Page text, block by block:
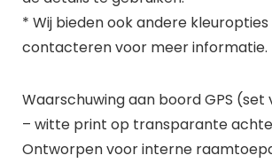
* Wij bieden ook andere kleuropties
contacteren voor meer informatie.
Waarschuwing aan boord GPS
– witte print op transparante
Ontworpen voor interne